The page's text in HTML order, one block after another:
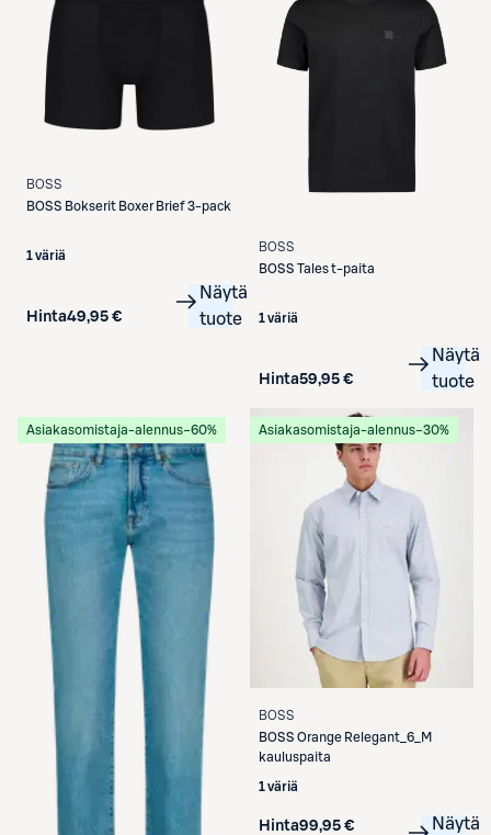
BOSS
BOSS Bokserit Boxer Brief 3-pack
1 väriä
Hinta49,95 €
Näytä
tuote
BOSS
BOSS Tales t-paita
1 väriä
Hinta59,95 €
Näytä
tuote
Asiakasomistaja-alennus−60% Asiakasomistaja-alennus−30%
BOSS
BOSS Orange Relegant_6_M
kauluspaita
1 väriä
Hinta99,95 €
Näytä